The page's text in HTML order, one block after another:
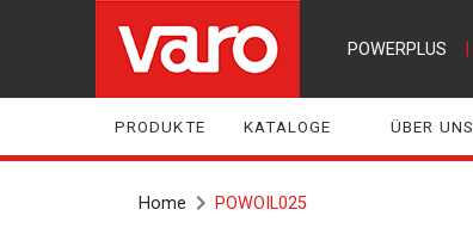
POWERPLUS
PRODUKTE KATALOGE ÜBER UNS
Home POWOIL025